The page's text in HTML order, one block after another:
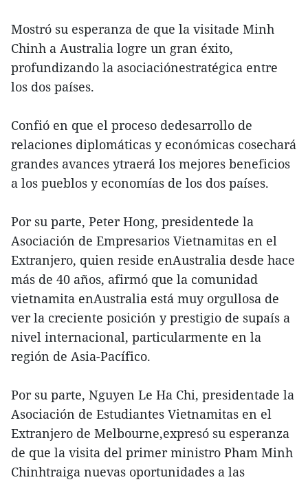
Mostró su esperanza de que la visitade Minh
Chinh a Australia logre un gran éxito,
profundizando la asociaciónestratégica entre
los dos países.
Confió en que el proceso dedesarrollo de
relaciones diplomáticas y económicas cosechará
grandes avances ytraerá los mejores beneficios
a los pueblos y economías de los dos países.
Por su parte, Peter Hong, presidentede la
Asociación de Empresarios Vietnamitas en el
Extranjero, quien reside enAustralia desde hace
más de 40 años, afirmó que la comunidad
vietnamita enAustralia está muy orgullosa de
ver la creciente posición y prestigio de supaís a
nivel internacional, particularmente en la
región de Asia-Pacífico.
Por su parte, Nguyen Le Ha Chi, presidentade la
Asociación de Estudiantes Vietnamitas en el
Extranjero de Melbourne,expresó su esperanza
de que la visita del primer ministro Pham Minh
Chinhtraiga nuevas oportunidades a las